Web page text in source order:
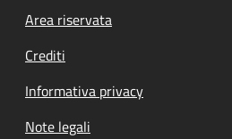
Footer menu
Area riservata
Crediti
Informativa privacy
Note legali